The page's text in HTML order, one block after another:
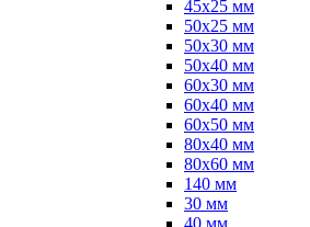
45х25 мм
50х25 мм
50х30 мм
50х40 мм
60х30 мм
60х40 мм
60х50 мм
80х40 мм
80х60 мм
140 мм
30 мм
40 мм